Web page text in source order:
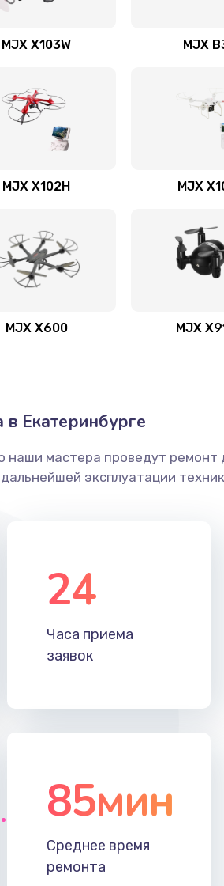
MJX X103W MJX
MJX X102H MJX
MJX X600 MJX
Екатеринбурге
наши мастера проведут
эксплуатации
24
Часа приема
заявок
85мин
Среднее время
ремонта